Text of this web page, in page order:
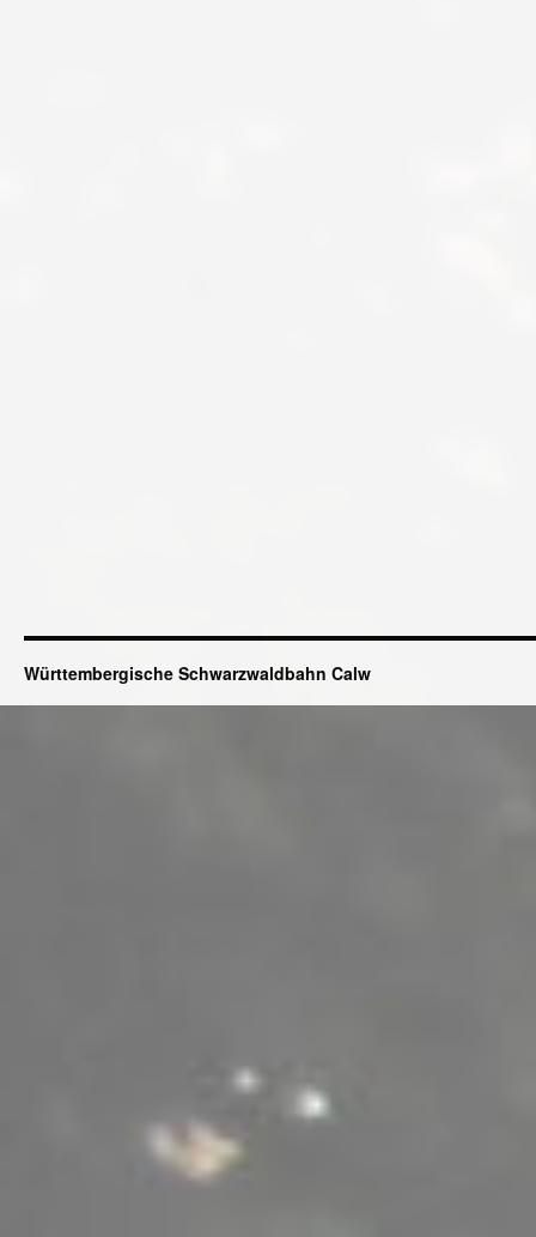
Württembergische Schwarzwaldbahn Calw